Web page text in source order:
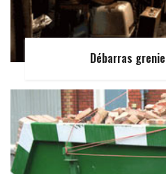
Débarras